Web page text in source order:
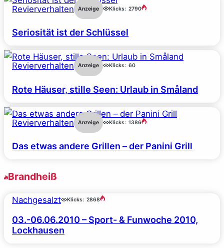
Revierverhalten Anzeige Klicks: 2790
Seriosität ist der Schlüssel
Revierverhalten Anzeige Klicks: 60
Rote Häuser, stille Seen: Urlaub in Småland
Revierverhalten Anzeige Klicks: 1386
Das etwas andere Grillen – der Panini Grill
Brandheiß
Nachgesalzt Klicks: 2868
03.-06.06.2010 – Sport- & Funwoche 2010,
Lockhausen